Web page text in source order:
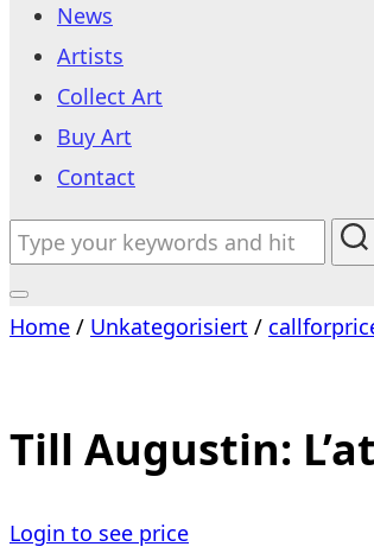
content
News
Artists
Collect Art
Buy Art
Contact
Search
Toggle
navigation
Home / Unkategorisiert /
Till Augustin:
Login to see price